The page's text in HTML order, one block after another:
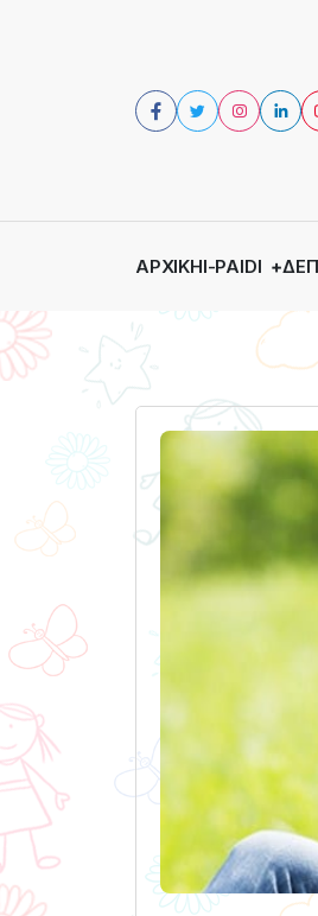
ΑΡΧΙΚΉI-PAIDI